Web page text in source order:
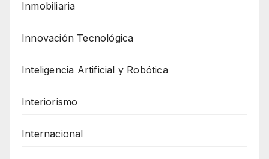
Inmobiliaria
Innovación Tecnológica
Inteligencia Artificial y Robótica
Interiorismo
Internacional